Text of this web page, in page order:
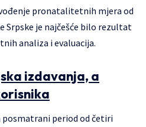
pronatalitetnih mjera od
Srpske je najčešće bilo rezultat
analiza i evaluacija.
izdavanja, a
posmatrani period od četiri